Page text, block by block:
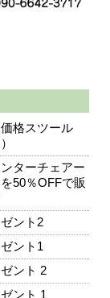
格スツール
ターチェアー
50％OFFで販
ント2
ント1
ント 2
ント 1